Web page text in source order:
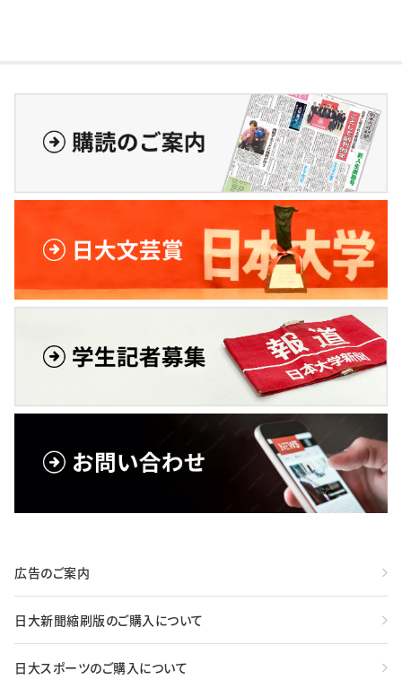
広告のご案内
日大新聞縮刷版のご購入について
日大スポーツのご購入について